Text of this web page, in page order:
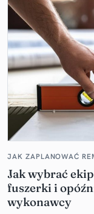
JAK ZAPLANOWAĆ
Jak wybrać
fuszerki i
wykonawcy